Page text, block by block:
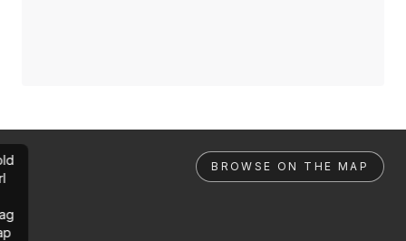
BROWSE ON THE MAP